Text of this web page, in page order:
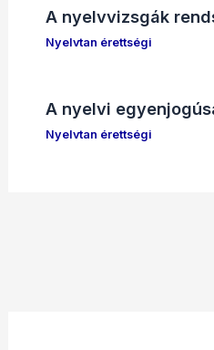
A nyelvvizsgák
Nyelvtan érettségi
A nyelvi
Nyelvtan érettségi